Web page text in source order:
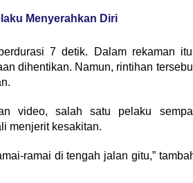
Menyerahkan Diri
7 detik. Dalam rekaman
dihentikan. Namun, rintihan
video, salah satu pelaku
menjerit kesakitan.
ramai di tengah jalan gitu,”